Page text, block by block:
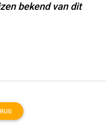
bekend van dit